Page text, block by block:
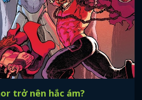
trở nên hắc ám?